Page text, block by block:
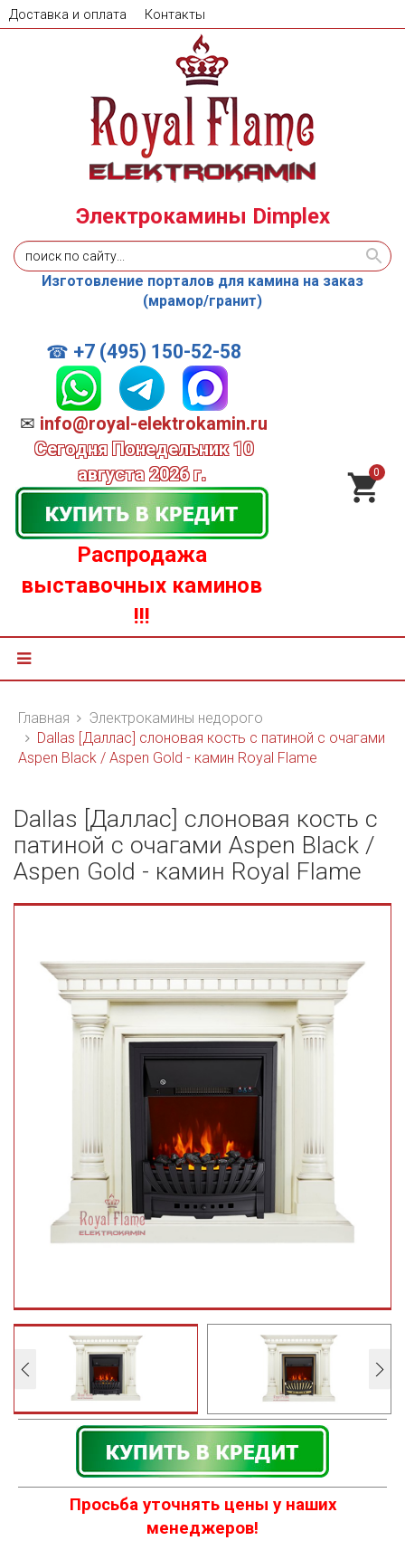
Доставка и оплата Контакты
☎ +7 (495) 150-52-58
✉ info@royal-elektrokamin.ru
Сегодня Понедельник 10
августа 2026 г.
Распродажа
выставочных каминов
!!!
Электрокамины Dimplex
Изготовление порталов для камина на заказ
(мрамор/гранит)
0
Главная
Электрокамины недорого
Dallas [Даллас] слоновая кость с патиной с очагами
Aspen Black / Aspen Gold - камин Royal Flame
Dallas [Даллас] слоновая кость с
патиной с очагами Aspen Black /
Aspen Gold - камин Royal Flame
Просьба уточнять цены у наших
менеджеров!